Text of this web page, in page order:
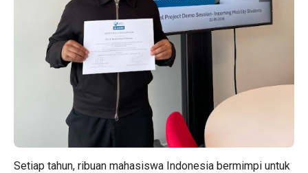
Setiap tahun, ribuan mahasiswa Indonesia bermimpi untuk